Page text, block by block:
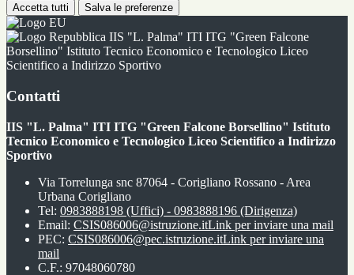
Accetta tutti Salva le preferenze
IIS "L. Palma" ITI ITG "Green Falcone
Borsellino" Istituto Tecnico Economico e Tecnologico Liceo
Scientifico a Indirizzo Sportivo
Contatti
IIS "L. Palma" ITI ITG "Green Falcone Borsellino" Istituto
Tecnico Economico e Tecnologico Liceo Scientifico a Indirizzo
Sportivo
Via Torrelunga snc 87064 - Corigliano Rossano - Area
Urbana Corigliano
Tel: 0983888198 (Uffici) - 0983888196 (Dirigenza)
Email: CSIS086006@istruzione.itLink per inviare una mail
PEC: CSIS086006@pec.istruzione.itLink per inviare una
mail
C.F.: 97048060780